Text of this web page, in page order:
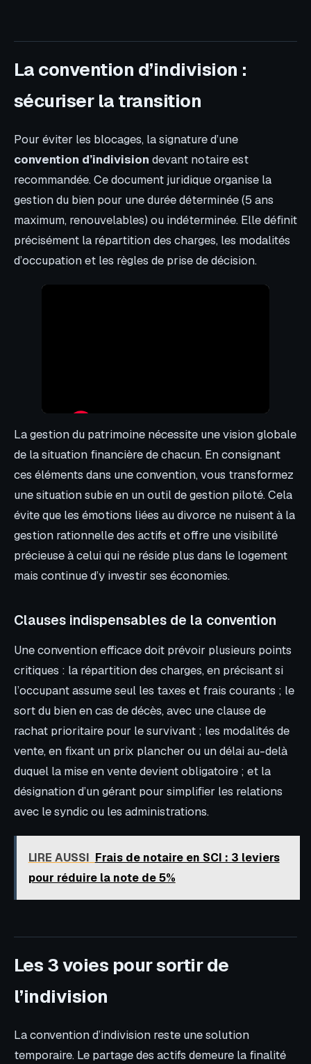
La convention d’indivision :
sécuriser la transition
Pour éviter les blocages, la signature d’une
convention d’indivision devant notaire est
recommandée. Ce document juridique organise la
gestion du bien pour une durée déterminée (5 ans
maximum, renouvelables) ou indéterminée. Elle définit
précisément la répartition des charges, les modalités
d’occupation et les règles de prise de décision.
La gestion du patrimoine nécessite une vision globale
de la situation financière de chacun. En consignant
ces éléments dans une convention, vous transformez
une situation subie en un outil de gestion piloté. Cela
évite que les émotions liées au divorce ne nuisent à la
gestion rationnelle des actifs et offre une visibilité
précieuse à celui qui ne réside plus dans le logement
mais continue d’y investir ses économies.
Clauses indispensables de la convention
Une convention efficace doit prévoir plusieurs points
critiques : la répartition des charges, en précisant si
l’occupant assume seul les taxes et frais courants ; le
sort du bien en cas de décès, avec une clause de
rachat prioritaire pour le survivant ; les modalités de
vente, en fixant un prix plancher ou un délai au-delà
duquel la mise en vente devient obligatoire ; et la
désignation d’un gérant pour simplifier les relations
avec le syndic ou les administrations.
LIRE AUSSI Frais de notaire en SCI : 3 leviers
pour réduire la note de 5%
Les 3 voies pour sortir de
l’indivision
La convention d’indivision reste une solution
temporaire. Le partage des actifs demeure la finalité